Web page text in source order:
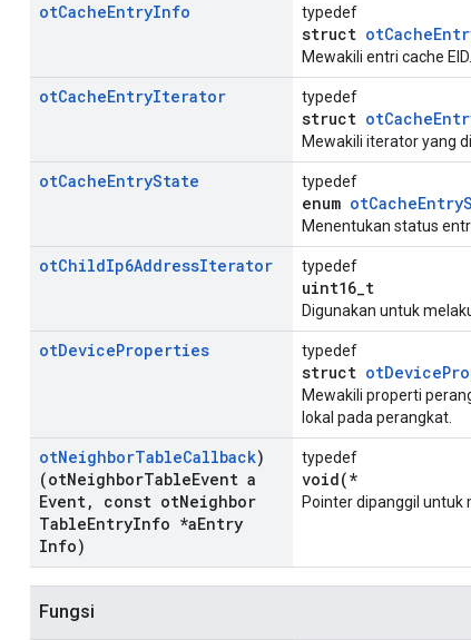
otCacheEntryInfo typedef
struct
Mewakili entri cache EID.
otCacheEntryIterator typedef
struct
Mewakili iterator yang
otCacheEntryState typedef
enum
Menentukan status entri
otChildIp6AddressIterator typedef
uint16_t
Digunakan untuk
otDeviceProperties typedef
struct
Mewakili properti
lokal pada perangkat.
otNeighborTableCallback)
(otNeighborTableEvent a
Event, const otNeighbor
TableEntryInfo *aEntry
Info)
typedef
void(*
Pointer dipanggil untuk
Fungsi